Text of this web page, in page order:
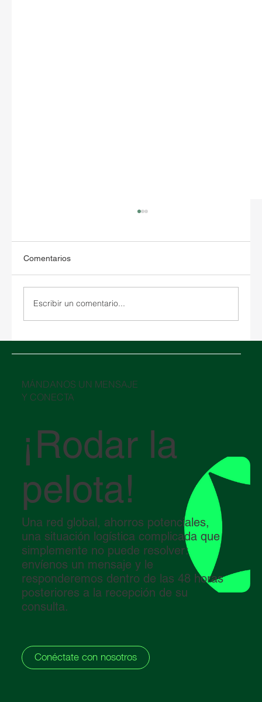
Comentarios
Escribir un comentario...
​MÁNDANOS UN MENSAJE
Y CONECTA
¡Rodar la
pelota!
Una red global, ahorros potenciales,
una situación logística complicada que
simplemente no puede resolver:
envíenos un mensaje y le
responderemos dentro de las 48 horas
posteriores a la recepción de su
consulta.
Conéctate con nosotros